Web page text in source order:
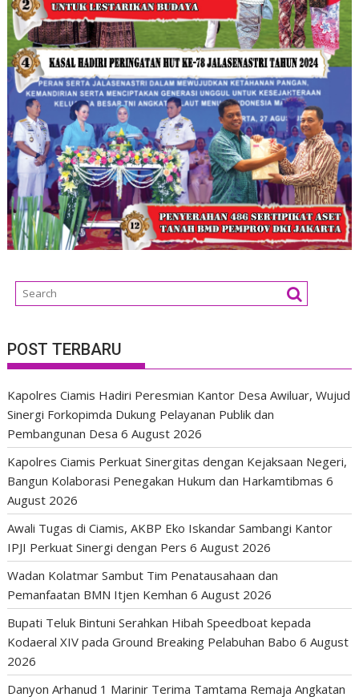
POST TERBARU
Kapolres Ciamis Hadiri Peresmian Kantor Desa Awiluar, Wujud
Sinergi Forkopimda Dukung Pelayanan Publik dan
Pembangunan Desa 6 August 2026
Kapolres Ciamis Perkuat Sinergitas dengan Kejaksaan Negeri,
Bangun Kolaborasi Penegakan Hukum dan Harkamtibmas 6
August 2026
Awali Tugas di Ciamis, AKBP Eko Iskandar Sambangi Kantor
IPJI Perkuat Sinergi dengan Pers 6 August 2026
Wadan Kolatmar Sambut Tim Penatausahaan dan
Pemanfaatan BMN Itjen Kemhan 6 August 2026
Bupati Teluk Bintuni Serahkan Hibah Speedboat kepada
Kodaeral XIV pada Ground Breaking Pelabuhan Babo 6 August
2026
Danyon Arhanud 1 Marinir Terima Tamtama Remaja Angkatan